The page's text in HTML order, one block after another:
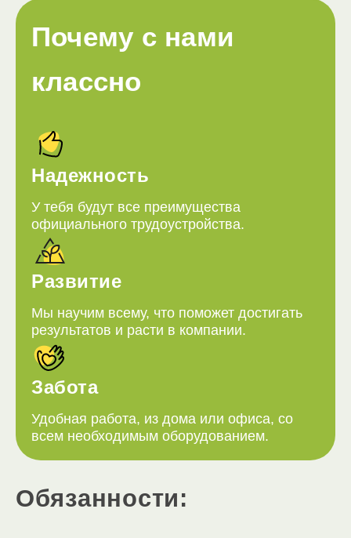
Почему с нами
классно
Надежность
У тебя будут все преимущества
официального трудоустройства.
Развитие
Мы научим всему, что поможет достигать
результатов и расти в компании.
Забота
Удобная работа, из дома или офиса, со
всем необходимым оборудованием.
Обязанности: